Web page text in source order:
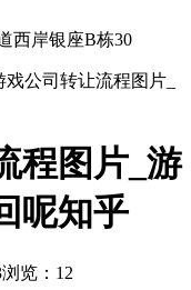
西岸银座B栋30
戏公司转让流程图片_
程图片_游
呢知乎
浏览：12